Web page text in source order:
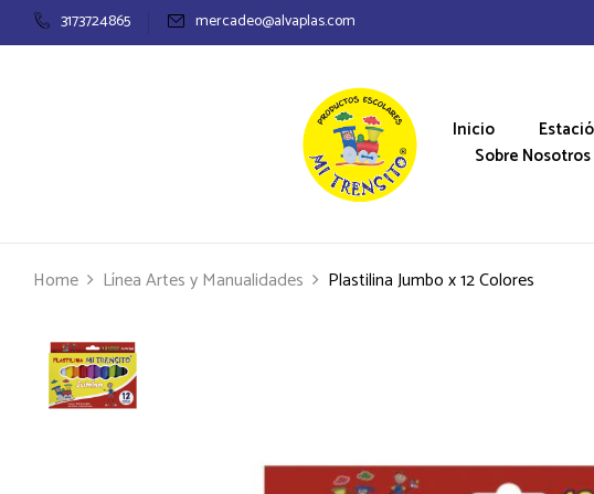
3173724865 mercadeo@alvaplas.com
Inicio
Sobre Nosotros
Home Línea Artes y Manualidades Plastilina Jumbo x 12 Colores